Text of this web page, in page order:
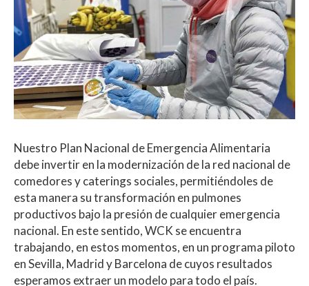
Nuestro Plan Nacional de Emergencia Alimentaria
debe invertir en la modernización de la red nacional de
comedores y caterings sociales, permitiéndoles de
esta manera su transformación en pulmones
productivos bajo la presión de cualquier emergencia
nacional. En este sentido, WCK se encuentra
trabajando, en estos momentos, en un programa piloto
en Sevilla, Madrid y Barcelona de cuyos resultados
esperamos extraer un modelo para todo el país.